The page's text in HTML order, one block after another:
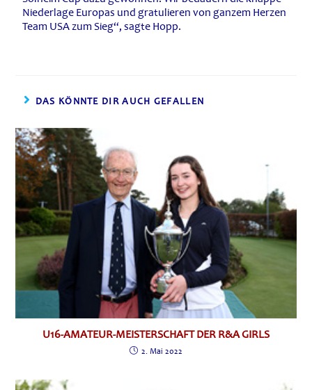
Niederlage Europas und gratulieren von ganzem Herzen
Team USA zum Sieg“, sagte Hopp.
DAS KÖNNTE DIR AUCH GEFALLEN
U16-AMATEUR-MEISTERSCHAFT DER R&A GIRLS
2. Mai 2022